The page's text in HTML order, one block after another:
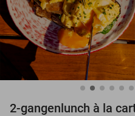
2-gangenlunch à la